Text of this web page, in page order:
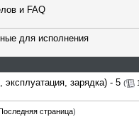
и FAQ
для исполнения
зарядка) - 5 (
страница)